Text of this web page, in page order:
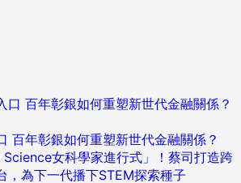
百年彰銀如何重塑新世代金融關係？